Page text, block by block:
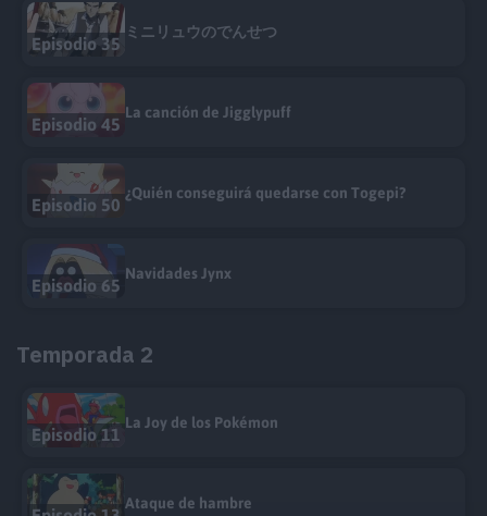
Episodio 35
ミニリュウのでんせつ
Episodio 45
La canción de Jigglypuff
Episodio 50
¿Quién conseguirá quedarse con Togepi?
Episodio 65
Navidades Jynx
Temporada 2
Episodio 11
La Joy de los Pokémon
Ataque de hambre